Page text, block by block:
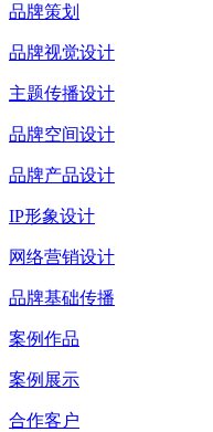
品牌策划
品牌视觉设计
主题传播设计
品牌空间设计
品牌产品设计
IP形象设计
网络营销设计
品牌基础传播
案例作品
案例展示
合作客户